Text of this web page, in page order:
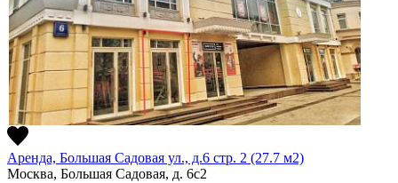
Аренда, Большая Садовая ул., д.6 стр. 2 (27.7 м2)
Москва, Большая Садовая, д. 6с2